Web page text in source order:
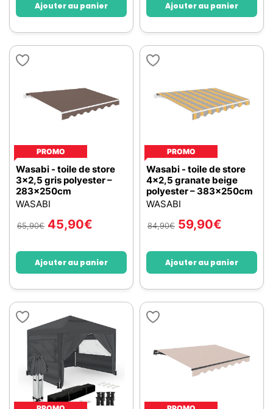
Ajouter au panier Ajouter au panier
PROMO
Wasabi - toile de store
3x2,5 gris polyester –
283x250cm
WASABI
65,90€ 45,90€
Ajouter au panier
PROMO
Wasabi - toile de store
4x2,5 granate beige
polyester – 383x250cm
WASABI
84,90€ 59,90€
Ajouter au panier